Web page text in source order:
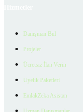
Danışman Bul
Projeler
Ücretsiz İlan Verin
Üyelik Paketleri
EmlakZeka Asistan